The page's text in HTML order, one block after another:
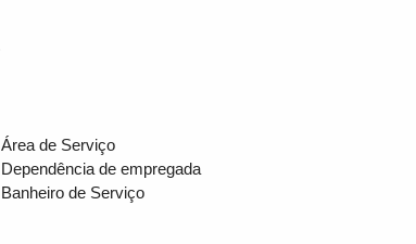
Área de Serviço
Dependência de empregada
Banheiro de Serviço